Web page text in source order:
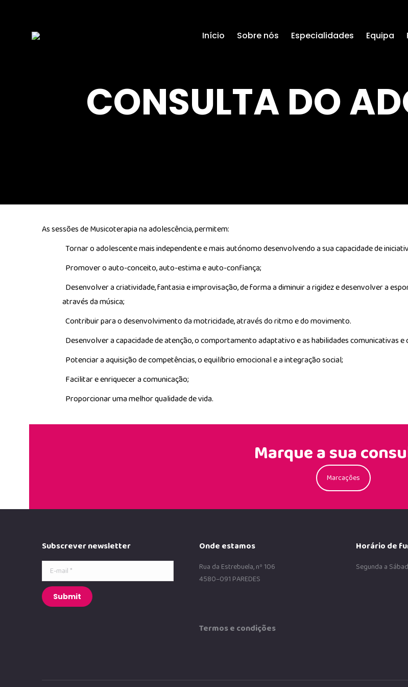
Início Sobre nós Especialidades Equipa
CONSULTA DO
As sessões de Musicoterapia na adolescência, permitem:
Tornar o adolescente mais independente e mais autónomo desenvolvendo a sua capacidade de
Promover o auto-​conceito, auto-​estima e auto-​confiança;
Desenvolver a criatividade, fantasia e improvisação, de forma a diminuir a rigidez e desenvolver a
através da música;
Contribuir para o desenvolvimento da motricidade, através do ritmo e do movimento.
Desenvolver a capacidade de atenção, o comportamento adaptativo e as habilidades comunicativas e
Potenciar a aquisição de competências, o equilíbrio emocional e a integração social;
Facilitar e enriquecer a comunicação;
Proporcionar uma melhor qualidade de vida.
Marque a sua
Marcações
Subscrever newsletter
E-mail *
Submit
Onde estamos
Rua da Estrebuela, nº 106
4580–091 PAREDES
Horário de
Segunda a
Termos e condições